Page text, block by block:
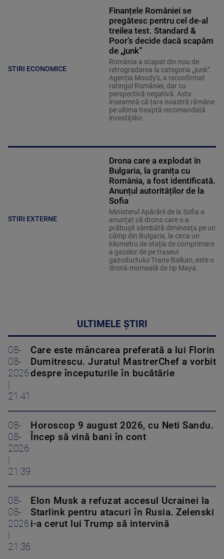
STIRI ECONOMICE
Finanțele României se
pregătesc pentru cel de-al
treilea test. Standard &
Poor’s decide dacă scapăm
de „junk”
România a scapat din nou de
retrogradarea la categoria „junk”.
Agenția Moody's, a reconfirmat
ratingul României, dar cu
perspectivă negativă. Asta
înseamnă că țara noastră rămâne
pe ultima treaptă recomandată
investițiilor.
STIRI EXTERNE
Drona care a explodat în
Bulgaria, la granița cu
România, a fost identificată.
Anunțul autorităților de la
Sofia
Ministerul Apărării de la Sofia a
anunțat că drona care s-a
prăbușit sâmbătă dimineața pe un
câmp din Bulgaria, la circa un
kilometru de stația de comprimare
a gazelor de pe traseul
gazoductului Trans-Balkan, este o
dronă-momeală de tip Maya.
ULTIMELE ȘTIRI
08-
08-
2026
21:41
Care este mâncarea preferată a lui Florin
Dumitrescu. Juratul MastrerChef a vorbit
despre începuturile în bucătărie
08-
08-
2026
21:39
Horoscop 9 august 2026, cu Neti Sandu.
Încep să vină bani în cont
08-
08-
2026
21:36
Elon Musk a refuzat accesul Ucrainei la
Starlink pentru atacuri în Rusia. Zelenski
i-a cerut lui Trump să intervină